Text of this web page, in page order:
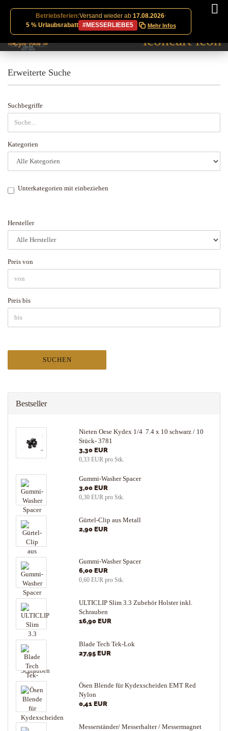
Betriebsferien:Versand wieder ab 17.08.2026·
5 % Urlaubsrabatt
#MESSERLIEBE5 Mehr Infos
Erweiterte Suche
ERWEITERTE
SUCHE
Suchbegriffe
Kategorien
Unterkategorien mit einbeziehen
HERSTELLER
Hersteller
Preis von
Preis bis
SUCHEN
Bestseller
Nieten Oese Kydex 1/4 7.4 x 10 schwarz / 10
Stück- 3781
3,30 EUR
0,33 EUR pro Stk.
Gummi-Washer Spacer
3,00 EUR
0,30 EUR pro Stk.
Gürtel-Clip aus Metall
2,90 EUR
Gummi-Washer Spacer
6,00 EUR
0,60 EUR pro Stk.
ULTICLIP Slim 3.3 Zubehör Holster inkl.
Schrauben
16,90 EUR
Blade Tech Tek-Lok
27,95 EUR
Ösen Blende für Kydexscheiden EMT Red
Nylon
0,41 EUR
Messerständer/ Messerhalter / Messermagnet